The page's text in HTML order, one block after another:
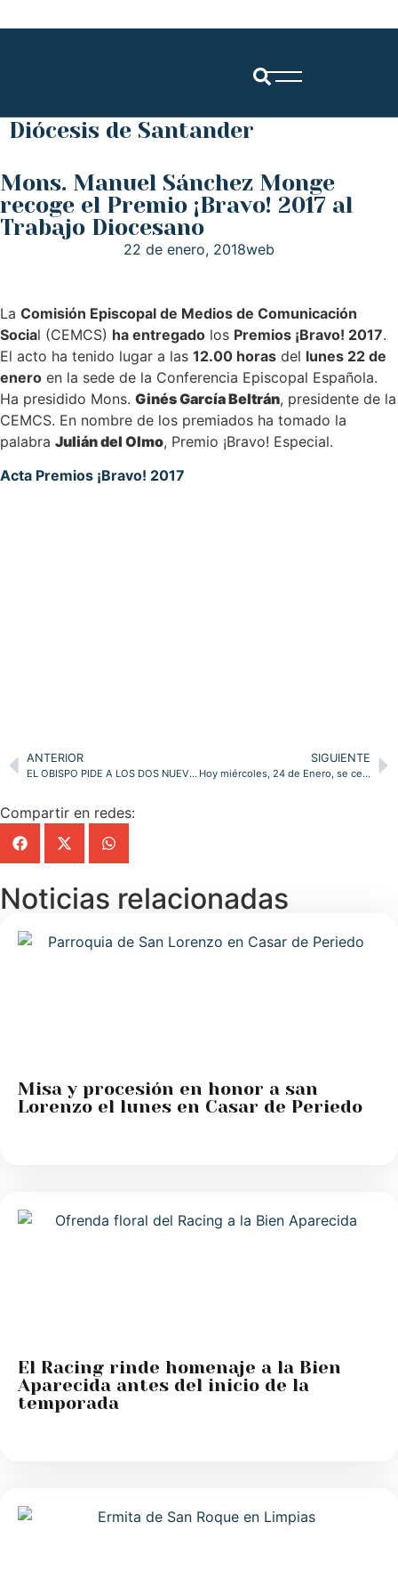
Diócesis de Santander
Mons. Manuel Sánchez Monge
recoge el Premio ¡Bravo! 2017 al
Trabajo Diocesano
22 de enero, 2018web
La Comisión Episcopal de Medios de Comunicación
Social (CEMCS) ha entregado los Premios ¡Bravo! 2017.
El acto ha tenido lugar a las 12.00 horas del lunes 22 de
enero en la sede de la Conferencia Episcopal Española.
Ha presidido Mons. Ginés García Beltrán, presidente de la
CEMCS. En nombre de los premiados ha tomado la
palabra Julián del Olmo, Premio ¡Bravo! Especial.
Acta Premios ¡Bravo! 2017
ANTERIOR
EL OBISPO PIDE A LOS DOS NUEVOS SACERDOTES ORDENADOS ESTE DOMINGO A PRESTAR ESPECIAL ATENCIÓN A LOS JÓVENES Y A NO CAER EN EL MATERIALISMO
SIGUIENTE
Hoy miércoles, 24 de Enero, se celebra la festividad de SAN FRANCISCO DE SALES, SANTO Y PERIODISTA
Compartir en redes:
Noticias relacionadas
Misa y procesión en honor a san
Lorenzo el lunes en Casar de Periedo
El Racing rinde homenaje a la Bien
Aparecida antes del inicio de la
temporada